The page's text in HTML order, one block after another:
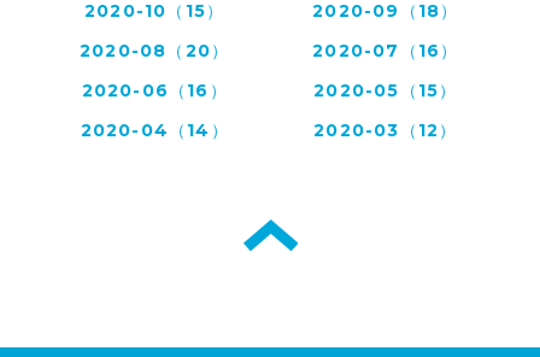
2020-10（15）
2020-09（18）
2020-08（20）
2020-07（16）
2020-06（16）
2020-05（15）
2020-04（14）
2020-03（12）